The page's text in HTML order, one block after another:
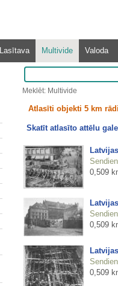
Lasītava Multivide Valoda
Meklēt: Multivide
Atlasīti objekti 5 km
Skatīt atlasīto attēlu
0,509
0,509
0,509